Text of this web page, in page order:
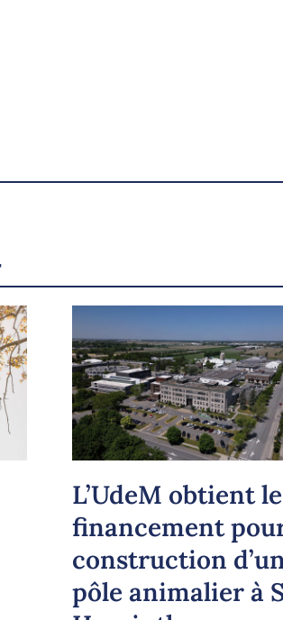
L’UdeM obtient le
financement
construction
pôle animalier à